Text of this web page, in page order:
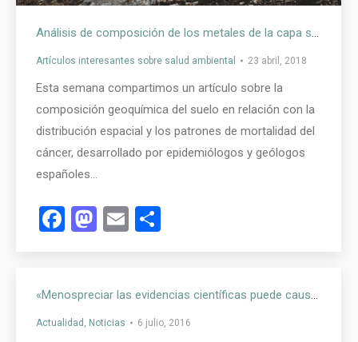
Análisis de composición de los metales de la capa superficial del suelo y sus asociaciones con la mortalidad por cáncer utilizando datos espaciales desalineados
Artículos interesantes sobre salud ambiental 23 abril, 2018
Esta semana compartimos un artículo sobre la
composición geoquímica del suelo en relación con la
distribución espacial y los patrones de mortalidad del
cáncer, desarrollado por epidemiólogos y geólogos
españoles…
Facebook
Mastodon
Email
«Menospreciar las evidencias científicas puede causar cáncer»
Actualidad , Noticias 6 julio, 2016